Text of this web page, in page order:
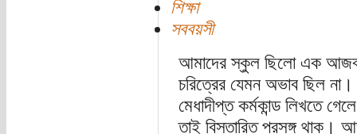
শিক্ষা
সববয়সী
আমাদের স্কুল ছিলো এক আজব
চরিত্রের যেমন অভাব ছিল না।
মেধাদীপ্ত কর্মকান্ড লিখতে
তাই বিস্তারিত প্রসঙ্গ থাক।